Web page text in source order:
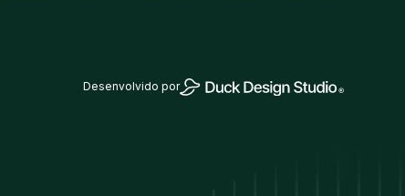
Desenvolvido por